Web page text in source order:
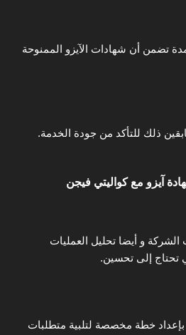
تضمن أن شهادات الآيزو الممنوحة
ذلك للتأكد من جودة الخدمة.
آيزو مع كواليتي فيجن
الشركة و أيضا تحليل العمليات
تحتاج إلى تحسين.
بإعداد خطة مخصصة لتلبية متطلبات